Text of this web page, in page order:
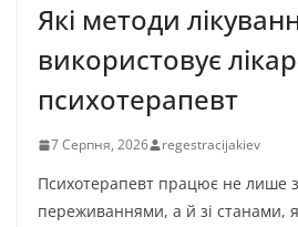
Які методи
використовує
психотерапевт
7 Серпня, 2026 regestracijakiev
Психотерапевт працює не лише
переживаннями, а й зі станами,